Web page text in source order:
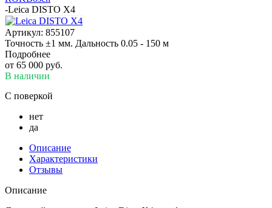
-Leica DISTO X4
Артикул: 855107
Точность ±1 мм. Дальность 0.05 - 150 м
Подробнее
от 65 000 руб.
В наличии
С поверкой
нет
да
Описание
Характеристики
Отзывы
Описание